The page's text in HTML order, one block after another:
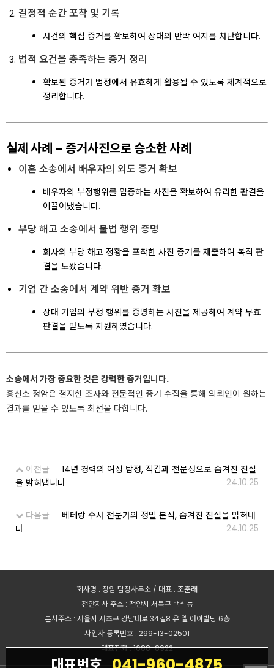
결정적 순간 포착 및 기록
사건의 핵심 증거를 확보하여 상대의 반박 여지를 차단합니다.
법적 요건을 충족하는 증거 정리
확보된 증거가 법정에서 유효하게 활용될 수 있도록 체계적으로
정리합니다.
실제 사례 – 증거사진으로 승소한 사례
이혼 소송에서 배우자의 외도 증거 확보
배우자의 부정행위를 입증하는 사진을 확보하여 유리한 판결을
이끌어냈습니다.
부당 해고 소송에서 불법 행위 증명
회사의 부당 해고 정황을 포착한 사진 증거를 제출하여 복직 판
결을 도왔습니다.
기업 간 소송에서 계약 위반 증거 확보
상대 기업의 부정 행위를 증명하는 사진을 제공하여 계약 무효
판결을 받도록 지원하였습니다.
소송에서 가장 중요한 것은 강력한 증거입니다.
흥신소 정암은 철저한 조사와 전문적인 증거 수집을 통해 의뢰인이 원하는
결과를 얻을 수 있도록 최선을 다합니다.
이전글
14년 경력의 여성 탐정, 직감과 전문성으로 숨겨진 진실
을 밝혀냅니다
24.10.25
다음글
베테랑 수사 전문가의 정밀 분석, 숨겨진 진실을 밝혀내
다
24.10.25
회사명 : 정암 탐정사무소 / 대표 : 조훈래
천안지사 주소 : 천안시 서북구 백석동
본사주소 : 서울시 서초구 강남대로 34길8 유.엘.아이빌딩 6층
사업자 등록번호 : 299-13-02501
대표전화 : 1688-8922